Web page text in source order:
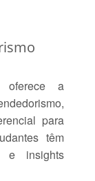
oferece a
para
têm
e insights